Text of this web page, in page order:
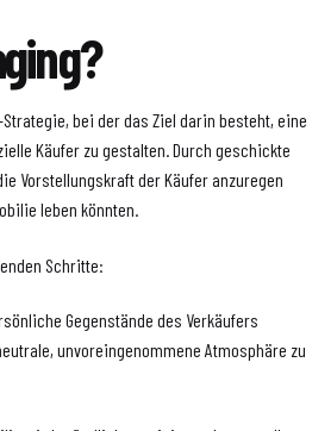
bei der das Ziel darin besteht, eine
Käufer zu gestalten. Durch geschickte
Vorstellungskraft der Käufer anzuregen
leben könnten.
Schritte:
Gegenstände des Verkäufers
unvoreingenommene Atmosphäre zu